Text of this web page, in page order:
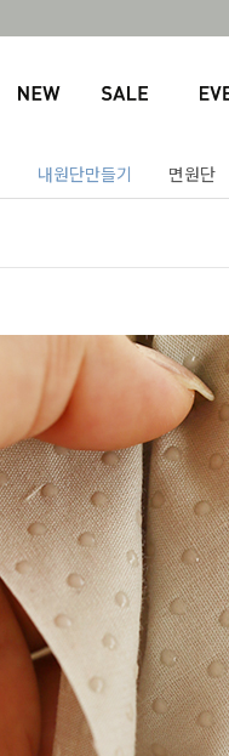
내원단만들기 면원단